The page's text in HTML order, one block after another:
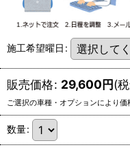
施工希望曜日 :
販売価格: 29,600円(
数量: